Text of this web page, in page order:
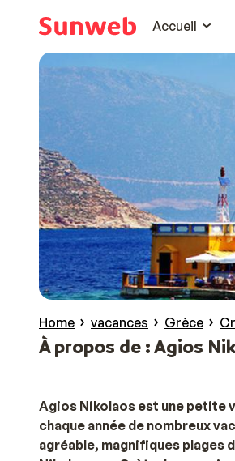
Accueil
Home vacances Grèce
À propos de : Agios
Agios Nikolaos est une petite
chaque année de nombreux
agréable, magnifiques plages